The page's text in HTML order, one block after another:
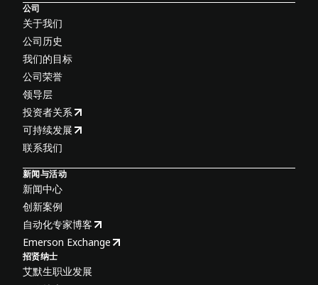
公司
关于我们
公司历史
我们的目标
公司荣誉
领导层
投资者关系
可持续发展
联系我们
新闻与活动
新闻中心
创新案例
自动化专家博客
Emerson Exchange
招贤纳士
艾默生职业发展